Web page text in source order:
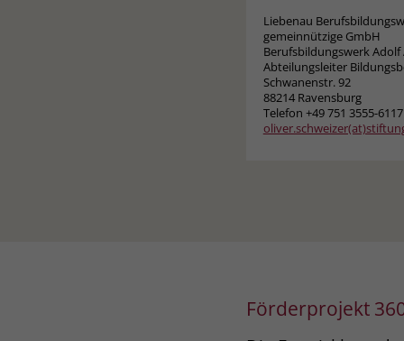
Liebenau
gemeinnützige GmbH
Berufsbildungswerk Adolf
Abteilungsleiter
Schwanenstr. 92
88214 Ravensburg
Telefon +49 751 3555-6117
Förderprojekt